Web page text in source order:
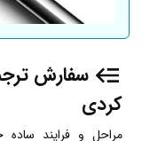
سفارش
کردی
مراحل و فرایند